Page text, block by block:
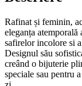
Rafinat și feminin,
eleganța atemporală
safirelor incolore si
Designul său
creând o bijuterie
speciale sau pentru